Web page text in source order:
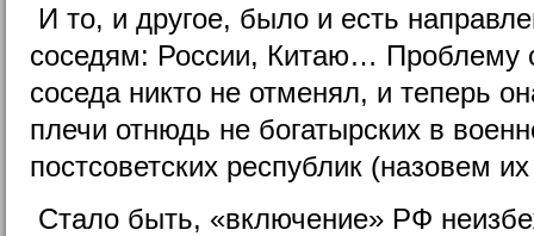
И то, и другое, было и есть
соседям: России, Китаю… Проблему
соседаникто не отменял, и теперь
плечи отнюдь не богатырских в
постсоветских республик (назовем
Стало быть, «включение» РФ